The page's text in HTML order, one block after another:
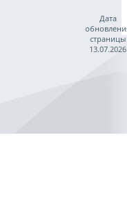
Дата
страницы
13.07.2026